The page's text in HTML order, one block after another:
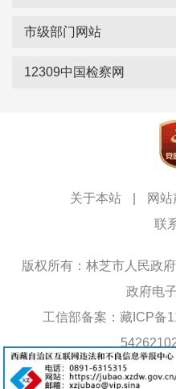
市级部门网站
12309中国检察网
关于本站 网站
联
版权所有：林芝市人民政府
政府电
工信部备案：藏ICP备
网站标识码